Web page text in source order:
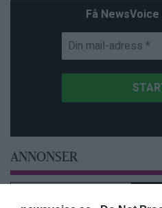
Få
ANNONSER